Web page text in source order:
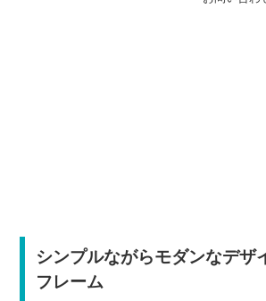
シンプルながらモダンなデザ
フレーム